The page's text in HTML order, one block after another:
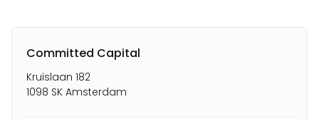
Committed Capital
Kruislaan 182
1098 SK Amsterdam